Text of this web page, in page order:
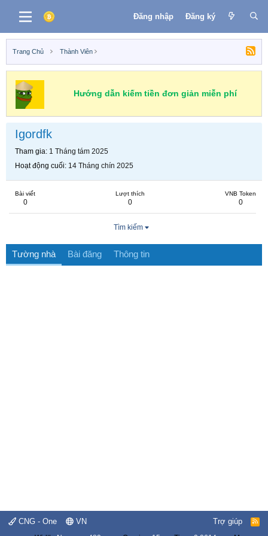
Đăng nhập Đăng ký
Trang Chủ Thành Viên
Hướng dẫn kiếm tiền đơn giản miễn phí
Igordfk
Tham gia 1 Tháng tám 2025
Hoạt động cuối 14 Tháng chín 2025
Bài viết
0
Lượt thích
0
VNB Token
0
Tìm kiếm
Tường nhà Bài đăng Thông tin
CNG - One VN Trợ giúp
R